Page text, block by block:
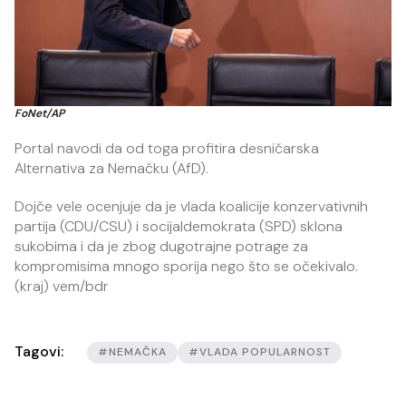
FoNet/AP
Portal navodi da od toga profitira desničarska
Alternativa za Nemačku (AfD).
Dojče vele ocenjuje da je vlada koalicije konzervativnih
partija (CDU/CSU) i socijaldemokrata (SPD) sklona
sukobima i da je zbog dugotrajne potrage za
kompromisima mnogo sporija nego što se očekivalo.
(kraj) vem/bdr
Tagovi: #NEMAČKA #VLADA POPULARNOST